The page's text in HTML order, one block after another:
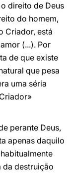
direito de Deus
do homem,
Criador, está
(...). Por
de que existe
que pesa
uma séria
perante Deus,
apenas daquilo
da destruição